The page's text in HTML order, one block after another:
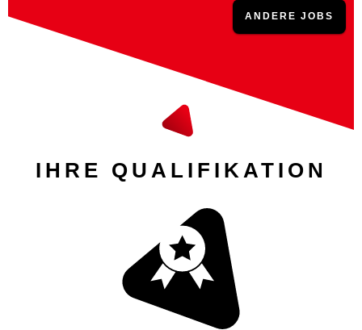
ANDERE JOBS
IHRE QUALIFIKATION